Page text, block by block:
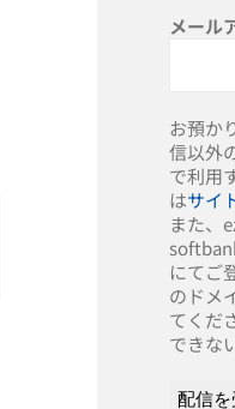
メール
お預か
信以外
で利用
はサイ
また、
にてご
のドメ
てくだ
できな